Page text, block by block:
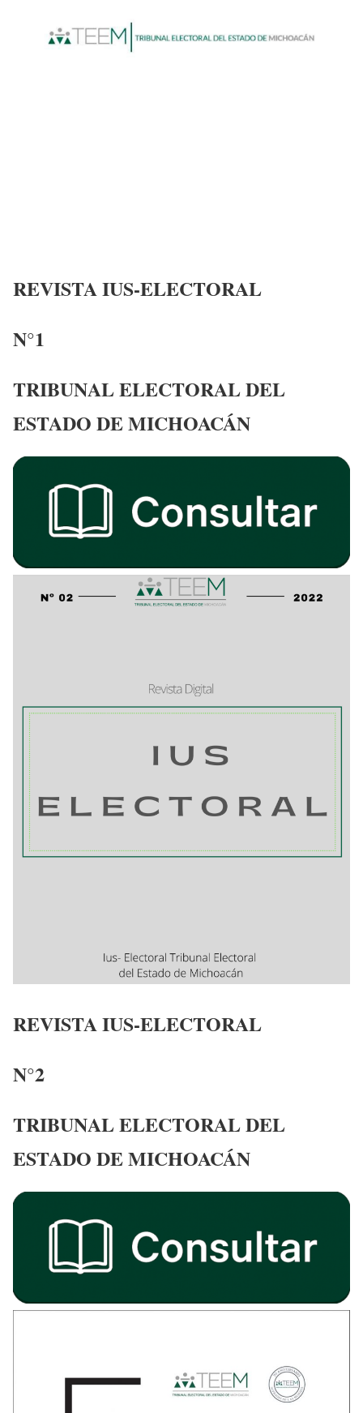
REVISTA IUS-ELECTORAL
N°1
TRIBUNAL ELECTORAL DEL
ESTADO DE MICHOACÁN
REVISTA IUS-ELECTORAL
N°2
TRIBUNAL ELECTORAL DEL
ESTADO DE MICHOACÁN